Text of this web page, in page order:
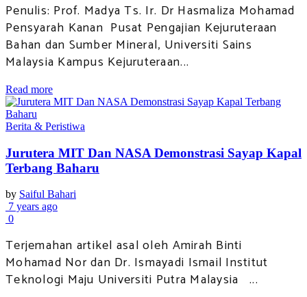
Penulis: Prof. Madya Ts. Ir. Dr Hasmaliza Mohamad
Pensyarah Kanan Pusat Pengajian Kejuruteraan
Bahan dan Sumber Mineral, Universiti Sains
Malaysia Kampus Kejuruteraan...
Read more
Berita & Peristiwa
Jurutera MIT Dan NASA Demonstrasi Sayap Kapal
Terbang Baharu
by Saiful Bahari
7 years ago
0
Terjemahan artikel asal oleh Amirah Binti
Mohamad Nor dan Dr. Ismayadi Ismail Institut
Teknologi Maju Universiti Putra Malaysia ...